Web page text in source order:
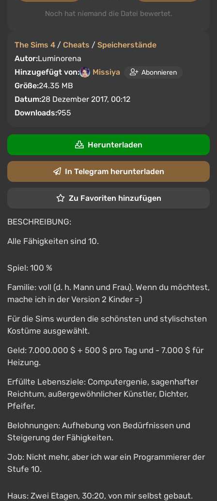
The Sims 4 / Cheats / Speicherstände
Autor:Luminorena
Hinzugefügt von:
Missiya Abonnieren
Größe:24.35 MB
Datum:28 Dezember 2017, 00:12
Downloads:955
Noch hat niemand die Datei bewertet.
Herunterladen
In Telegram herunterladen
Zu Favoriten hinzufügen
BESCHREIBUNG:
Alle Fähigkeiten sind 10.
Spiel: 100 %
Familie: voll (d. h. Mann und Frau). Wenn du möchtest,
mache ich in der Version 2 Kinder =)
Für die Sims wurden die schönsten und stylischsten
Kostüme ausgewählt.
Geld: 7.000.000 $ + 500 $ pro Tag und - 7.000 $ für
Heizung.
Erfüllte Lebensziele: Computergenie, sagenhafter
Reichtum, außergewöhnlicher Künstler, Dichter,
Pfeifer.
Belohnungen: Aufhebung von Bedürfnissen und
Steigerung der Fähigkeiten.
Job: Nicht mehr, aber ich war ein Programmierer der
Stufe 10.
Haus: Zwei Etagen, 30:20, von mir selbst gebaut.